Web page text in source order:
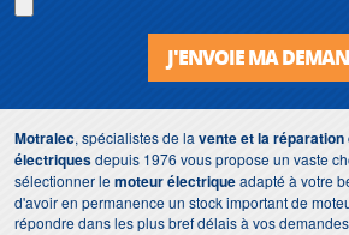
J'ENVOIE MA
Motralec, spécialistes de la vente et la
électriquesdepuis 1976 vous propose un vaste
sélectionner lemoteur électriqueadapté à votre
d'avoir en permanence un stock important de
répondre dans les plus bref délais à vos